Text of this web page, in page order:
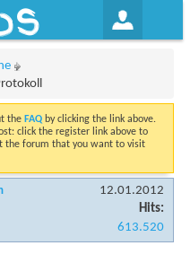
the FAQ by clicking the link above.
click the register link above to
the forum that you want to visit
12.01.2012
Hits:
613.520